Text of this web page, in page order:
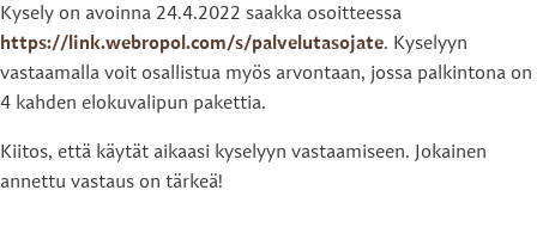
Kysely on avoinna 24.4.2022 saakka osoitteessa
https://link.webropol.com/s/palvelutasojate. Kyselyyn
vastaamalla voit osallistua myös arvontaan, jossa palkintona on
4 kahden elokuvalipun pakettia.
Kiitos, että käytät aikaasi kyselyyn vastaamiseen. Jokainen
annettu vastaus on tärkeä!